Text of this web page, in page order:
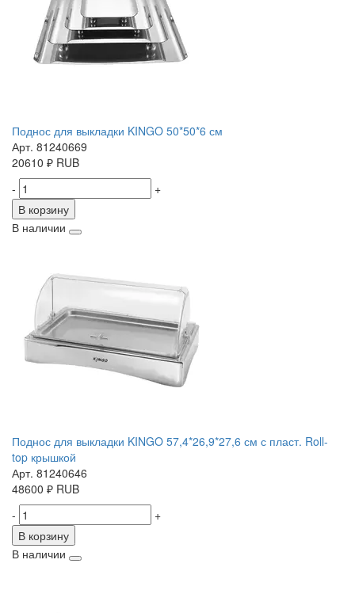
Поднос для выкладки KINGO 50*50*6 см
Арт. 81240669
20610 ₽ RUB
-
+
В корзину
В наличии
Поднос для выкладки KINGO 57,4*26,9*27,6 см с пласт. Roll-
top крышкой
Арт. 81240646
48600 ₽ RUB
-
+
В корзину
В наличии